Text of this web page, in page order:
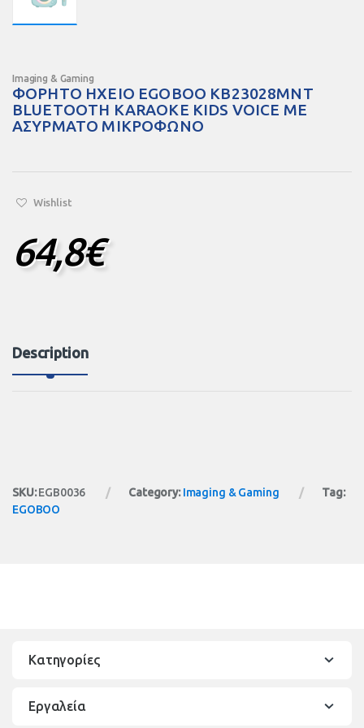
Imaging & Gaming
ΦΟΡΗΤΟ ΗΧΕΙΟ EGOBOO KB23028MNT
BLUETOOTH KARAOKE KIDS VOICE ΜΕ
ΑΣΥΡΜΑΤΟ ΜΙΚΡΟΦΩΝΟ
Wishlist
64,8€
Description
SKU:EGB0036 Category:Imaging & Gaming
Tag:
EGOBOO
Κατηγορίες
Εργαλεία